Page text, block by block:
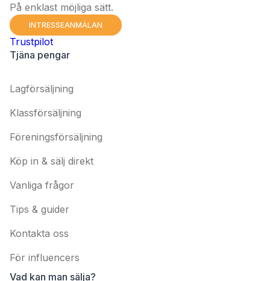
På enklast möjliga sätt.
INTRESSEANMÄLAN
Trustpilot
Tjäna pengar
Lagförsäljning
Klassförsäljning
Föreningsförsäljning
Köp in & sälj direkt
Vanliga frågor
Tips & guider
Kontakta oss
För influencers
Vad kan man sälja?